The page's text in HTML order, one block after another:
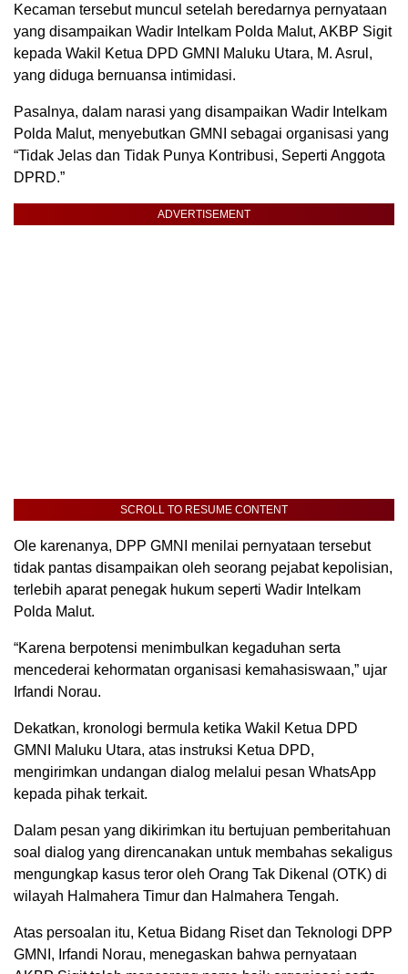
Kecaman tersebut muncul setelah beredarnya pernyataan
yang disampaikan Wadir Intelkam Polda Malut, AKBP Sigit
kepada Wakil Ketua DPD GMNI Maluku Utara, M. Asrul,
yang diduga bernuansa intimidasi.
Pasalnya, dalam narasi yang disampaikan Wadir Intelkam
Polda Malut, menyebutkan GMNI sebagai organisasi yang
“Tidak Jelas dan Tidak Punya Kontribusi, Seperti Anggota
DPRD.”
ADVERTISEMENT
SCROLL TO RESUME CONTENT
Ole karenanya, DPP GMNI menilai pernyataan tersebut
tidak pantas disampaikan oleh seorang pejabat kepolisian,
terlebih aparat penegak hukum seperti Wadir Intelkam
Polda Malut.
“Karena berpotensi menimbulkan kegaduhan serta
mencederai kehormatan organisasi kemahasiswaan,” ujar
Irfandi Norau.
Dekatkan, kronologi bermula ketika Wakil Ketua DPD
GMNI Maluku Utara, atas instruksi Ketua DPD,
mengirimkan undangan dialog melalui pesan WhatsApp
kepada pihak terkait.
Dalam pesan yang dikirimkan itu bertujuan pemberitahuan
soal dialog yang direncanakan untuk membahas sekaligus
mengungkap kasus teror oleh Orang Tak Dikenal (OTK) di
wilayah Halmahera Timur dan Halmahera Tengah.
Atas persoalan itu, Ketua Bidang Riset dan Teknologi DPP
GMNI, Irfandi Norau, menegaskan bahwa pernyataan